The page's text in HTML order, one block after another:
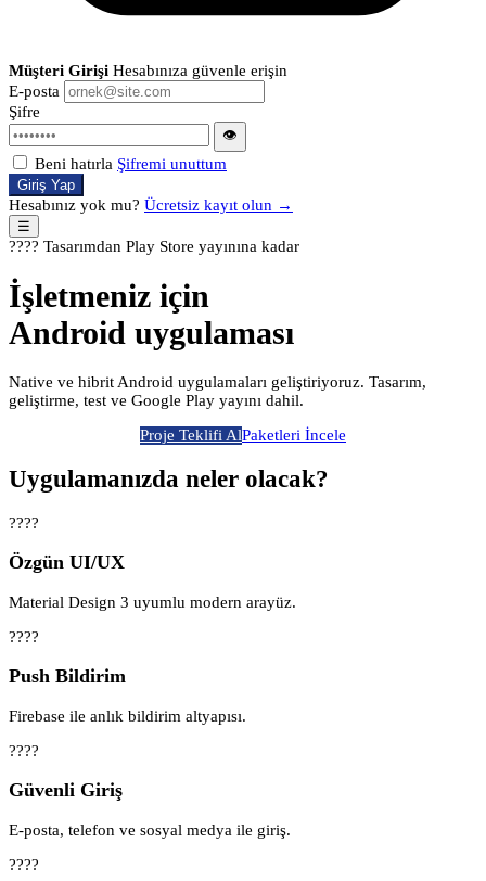
Müşteri Girişi Hesabınıza güvenle erişin
E-posta
Şifre
👁
Beni hatırla Şifremi unuttum
Giriş Yap
Hesabınız yok mu? Ücretsiz kayıt olun →
☰
???? Tasarımdan Play Store yayınına kadar
İşletmeniz için
Android uygulaması
Native ve hibrit Android uygulamaları geliştiriyoruz. Tasarım,
geliştirme, test ve Google Play yayını dahil.
Proje Teklifi AlPaketleri İncele
Uygulamanızda neler olacak?
????
Özgün UI/UX
Material Design 3 uyumlu modern arayüz.
????
Push Bildirim
Firebase ile anlık bildirim altyapısı.
????
Güvenli Giriş
E-posta, telefon ve sosyal medya ile giriş.
????